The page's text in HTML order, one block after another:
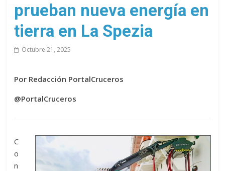
solo
sitio
prueban nueva energía en
tierra en La Spezia
Octubre 21, 2025
Por Redacción PortalCruceros
@PortalCruceros
C
o
n